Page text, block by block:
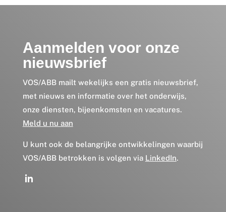
Aanmelden voor onze
nieuwsbrief
VOS/ABB mailt wekelijks een gratis nieuwsbrief,
met nieuws en informatie over het onderwijs,
onze diensten, bijeenkomsten en vacatures.
Meld u nu aan
U kunt ook de belangrijke ontwikkelingen waarbij
VOS/ABB betrokken is volgen via LinkedIn.